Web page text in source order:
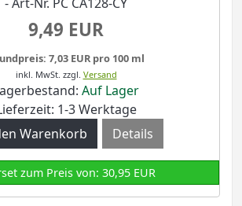
9,49 EUR
7,03 EUR pro 100 ml
inkl. MwSt. zzgl. Versand
Auf Lager
1-3 Werktage
Details
zum Preis von: 30,95 EUR